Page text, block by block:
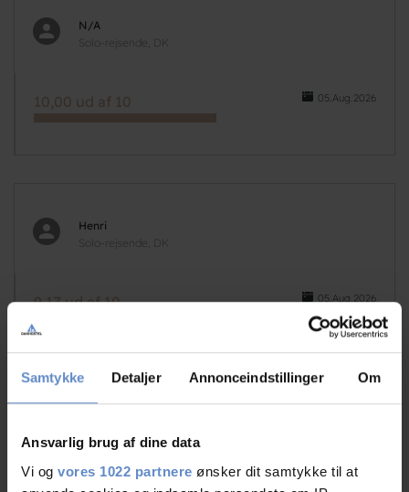
Samtykke Detaljer Annonceindstillinger Om
Ansvarlig brug af dine data
Vi og vores 1022 partnere ønsker dit samtykke til at
N/A
Solo-rejsende, DK
05.Aug.2026
10,00 ud af 10
Henri
Solo-rejsende, DK
05.Aug.2026
9,17 ud af 10
Solo-rejsende, DK